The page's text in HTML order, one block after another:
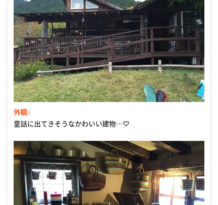
外観♪
童話に出てきそうなかわいい建物…♡